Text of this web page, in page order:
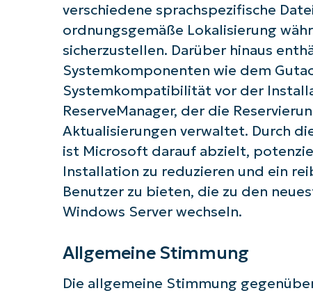
verschiedene sprachspezifische
ordnungsgemäße Lokalisierung
sicherzustellen. Darüber hinaus
Systemkomponenten wie dem
Systemkompatibilität vor der
ReserveManager, der die
Aktualisierungen verwaltet. Durch
ist Microsoft darauf abzielt,
Installation zu reduzieren und ein
Benutzer zu bieten, die zu den
Windows Server wechseln.
Allgemeine Stimmung
Die allgemeine Stimmung
Starten